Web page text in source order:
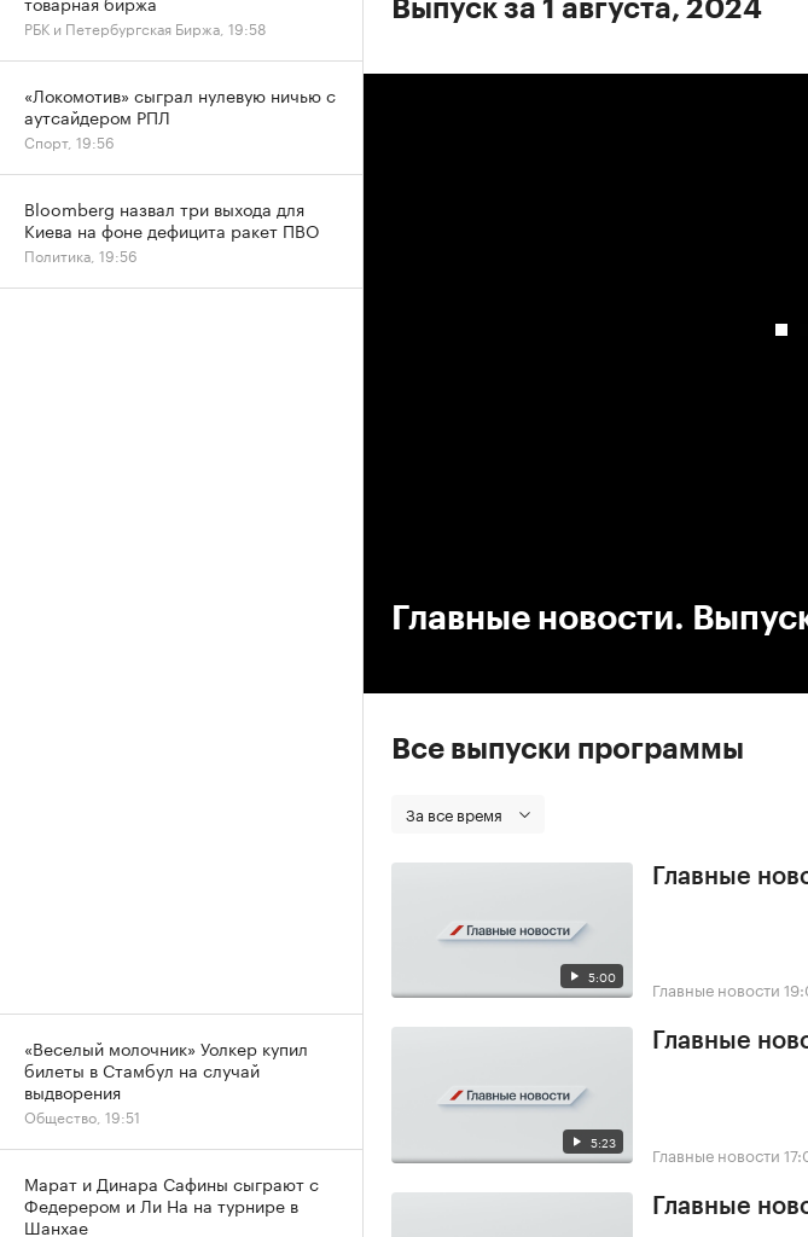
Выпуск за 1 августа, 2024
Главные новости.
Все выпуски программы
За все время
5:00
Главные
Главные новости
5:23
Главные
Главные новости
Главные
РБК и Петербургская Биржа, 19:58
«Локомотив» сыграл нулевую ничью с
аутсайдером РПЛ
Спорт, 19:56
Bloomberg назвал три выхода для
Киева на фоне дефицита ракет ПВО
Политика, 19:56
«Веселый молочник» Уолкер купил
билеты в Стамбул на случай
выдворения
Общество, 19:51
Марат и Динара Сафины сыграют с
Федерером и Ли На на турнире в
Шанхае